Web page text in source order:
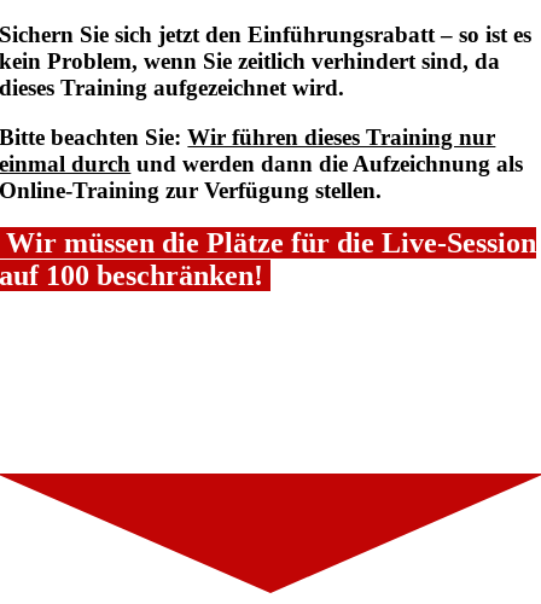
Sichern Sie sich jetzt den Einführungsrabatt – so ist es
kein Problem, wenn Sie zeitlich verhindert sind, da
dieses Training aufgezeichnet wird.
Bitte beachten Sie:Wir führen dieses Training nur
einmal durch und werden dann die Aufzeichnung als
Online-Training zur Verfügung stellen.
Wir müssen die Plätze für die Live-Session
auf 100 beschränken!